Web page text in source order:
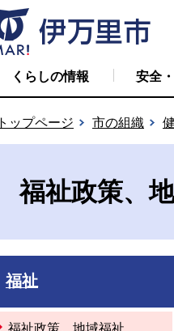
くらしの情報 安全
トップページ 市の組織
福祉政策、
福祉
福祉政策、地域福祉